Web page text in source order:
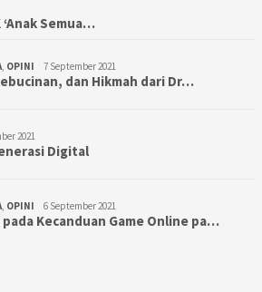
‘Anak Semua…
OPINI 7 September 2021
dan Hikmah dari Dr…
2021
Digital
OPINI 6 September 2021
pada Kecanduan Game Online pa…